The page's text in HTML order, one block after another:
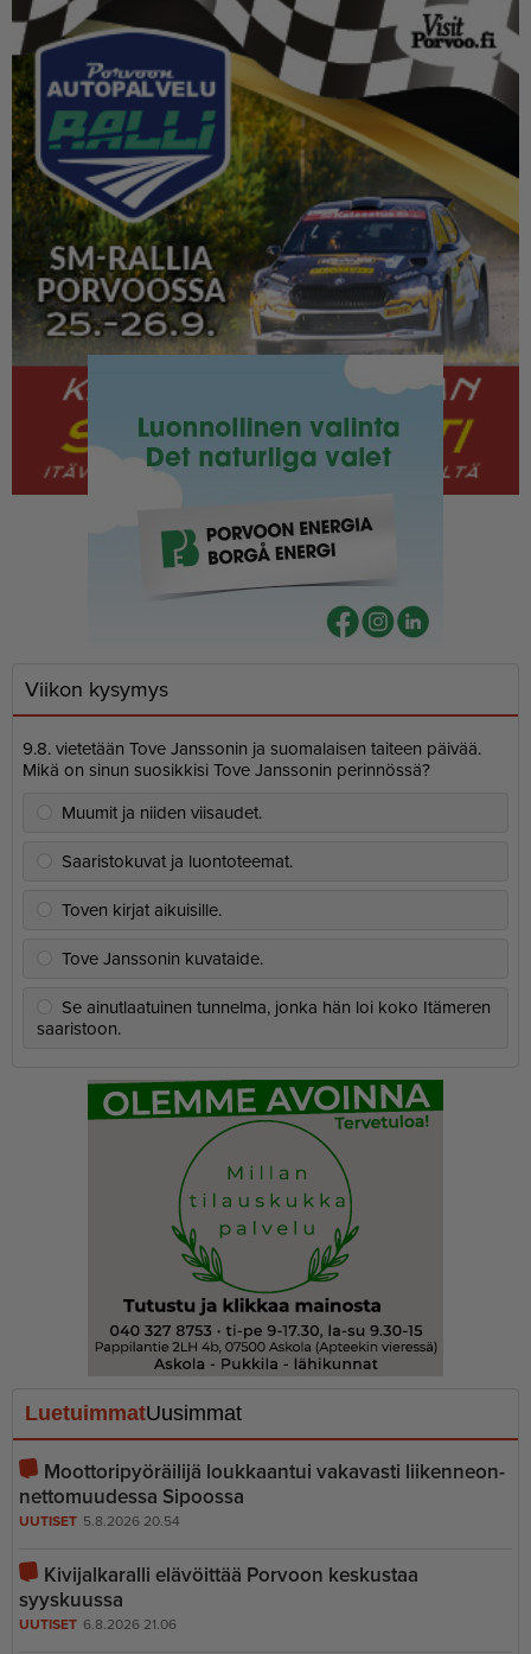
Viikon kysymys
9.8. vietetään Tove Janssonin ja suomalaisen taiteen päivää.
Mikä on sinun suosikkisi Tove Janssonin perinnössä?
Muumit ja niiden viisaudet.
Saaristokuvat ja luontoteemat.
Toven kirjat aikuisille.
Tove Janssonin kuvataide.
Se ainutlaatuinen tunnelma, jonka hän loi koko Itämeren
saaristoon.
LuetuimmatUusimmat
Moottoripyöräilijä loukkaantui vakavasti liiken­ne­on­
net­to­muudessa Sipoossa
UUTISET 5.8.2026 20.54
Kivijalkaralli elävöittää Porvoon keskustaa
syyskuussa
UUTISET 6.8.2026 21.06